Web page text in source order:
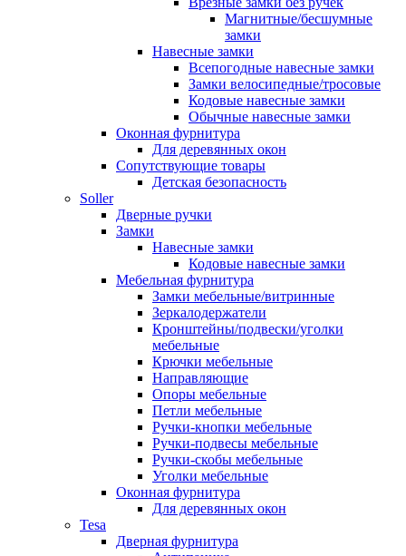
Магнитные/бесшумные
замки
Навесные замки
Всепогодные навесные замки
Замки велосипедные/тросовые
Кодовые навесные замки
Обычные навесные замки
Оконная фурнитура
Для деревянных окон
Сопутствующие товары
Детская безопасность
Soller
Дверные ручки
Замки
Навесные замки
Кодовые навесные замки
Мебельная фурнитура
Замки мебельные/витринные
Зеркалодержатели
Кронштейны/подвески/уголки
мебельные
Крючки мебельные
Направляющие
Опоры мебельные
Петли мебельные
Ручки-кнопки мебельные
Ручки-подвесы мебельные
Ручки-скобы мебельные
Уголки мебельные
Оконная фурнитура
Для деревянных окон
Tesa
Дверная фурнитура